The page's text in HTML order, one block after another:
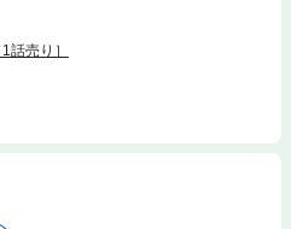
話売り］